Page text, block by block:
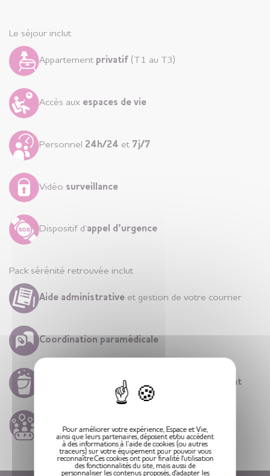
Le séjour inclut
Appartement privatif (T1 au T3)
Accès aux espaces de vie
Personnel 24h/24 et 7j/7
Vidéo surveillance
Dispositif d’appel d’urgence
Pack sérénité retrouvée inclut
Aide administrative et gestion de votre courrier
Coordination paramédicale
hebdomadaire de votre appartement
Animations quotidiennes
Pour améliorer votre expérience, Espace et Vie,
ainsi que leurs partenaires, déposent et/ou accèdent
à des informations à l’aide de cookies (ou autres
traceurs) sur votre équipement pour pouvoir vous
reconnaître.Ces cookies ont pour finalité l'utilisation
des fonctionnalités du site, mais aussi de
personnaliser les contenus proposés, d'adapter les